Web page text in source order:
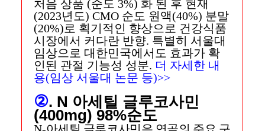
처음 상품 (순도 3%) 화 된 후 현재
(2023년도) CMO 순도 원액(40%) 분말
(20%)로 획기적인 향상으로 건강식품
시장에서 커다란 반향. 특별히 서울대
임상으로 대한민국에서도 효과가 확
인된 관절 기능성 성분. 더 자세한 내
용(임상 서울대 논문 등)>>
②. N 아세틸 글루코사민
(400mg) 98%순도